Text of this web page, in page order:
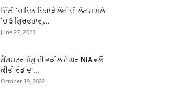
ਦਿੱਲੀ ‘ਚ ਦਿਨ ਦਿਹਾੜੇ ਲੱਖਾਂ ਦੀ ਲੁੱਟ ਮਾਮਲੇ
‘ਚ 5 ਗ੍ਰਿਫਤਾਰ,...
June 27, 2023
ਗੈਂਗਸਟਰ ਜੱਗੂ ਦੀ ਵਕੀਲ ਦੇ ਘਰ NIA ਵਲੋਂ
ਕੀਤੀ ਰੇਡ ਦਾ...
October 19, 2022